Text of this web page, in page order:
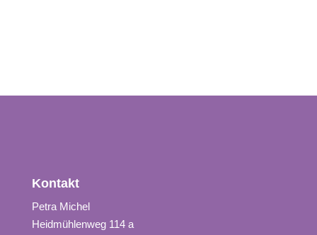
Kontakt
Petra Michel
Heidmühlenweg 114 a